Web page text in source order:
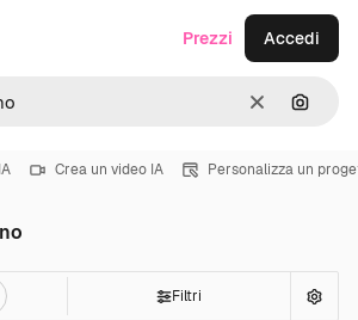
CancellaCerca
Prezzi Accedi
Crea un video IA Personalizza un
Filtri